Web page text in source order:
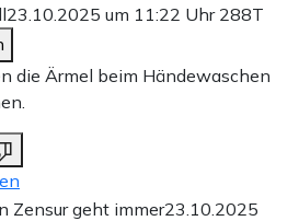
23.10.2025 um 11:22 Uhr 288T
die Ärmel beim Händewaschen
Zensur geht immer23.10.2025